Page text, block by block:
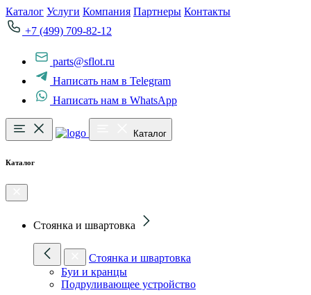
Каталог Услуги Компания Партнеры Контакты
+7 (499) 709-82-12
parts@sflot.ru
Написать нам в Telegram
Написать нам в WhatsApp
Каталог
Каталог
Стоянка и швартовка
Стоянка и швартовка
Буи и кранцы
Подруливающее устройство